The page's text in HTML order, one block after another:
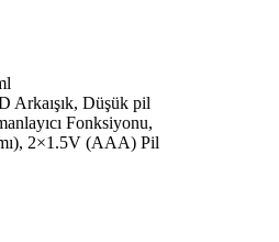
Arkaışık, Düşük pil
Fonksiyonu,
2×1.5V (AAA) Pil